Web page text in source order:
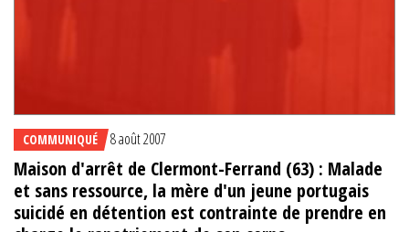
COMMUNIQUÉ 8 août 2007
Maison d'arrêt de Clermont-Ferrand (63) : Malade
et sans ressource, la mère d'un jeune portugais
suicidé en détention est contrainte de prendre en